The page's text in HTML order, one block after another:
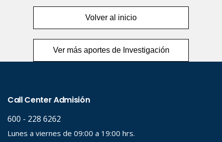
Volver al inicio
Ver más aportes de Investigación